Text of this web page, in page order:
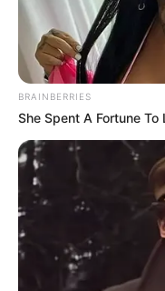
BRAINBERRIES
She Spent A Fortune